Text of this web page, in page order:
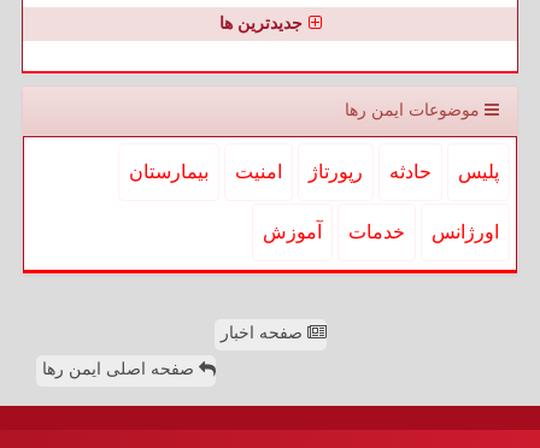
جدیدترین ها
موضوعات ایمن رها
پلیس حادثه رپورتاژ امنیت بیمارستان
اورژانس خدمات آموزش
صفحه اخبار
صفحه اصلی ایمن رها